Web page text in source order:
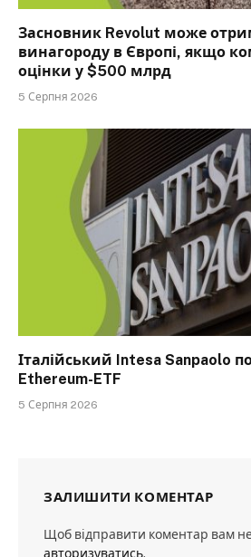
Засновник Revolut може
винагороду в Європі, якщо
оцінки у $500 млрд
5 Серпня 2026
Італійський Intesa Sanpaolo
Ethereum-ETF
5 Серпня 2026
ЗАЛИШИТИ КОМЕНТАР
Щоб відправити коментар вам
авторизуватись.